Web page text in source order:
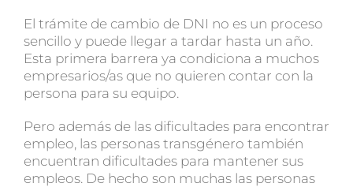
El trámite de cambio de DNI no es un proceso
sencillo y puede llegar a tardar hasta un año.
Esta primera barrera ya condiciona a muchos
empresarios/as que no quieren contar con la
persona para su equipo.
Pero además de las dificultades para encontrar
empleo, las personas transgénero también
encuentran dificultades para mantener sus
empleos. De hecho son muchas las personas